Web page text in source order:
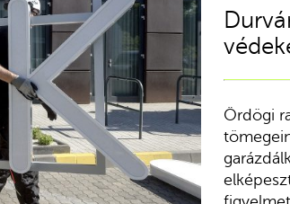
Ördögi